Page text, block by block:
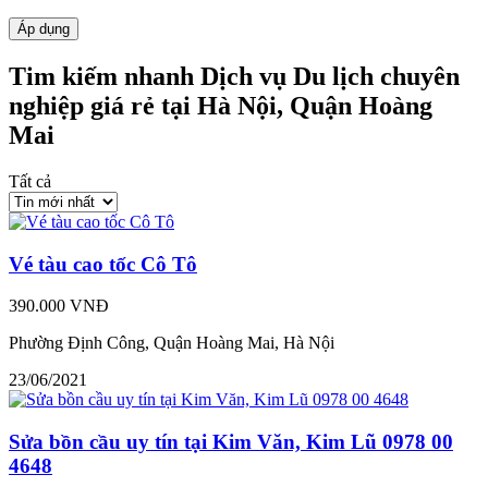
Áp dụng
Tim kiếm nhanh Dịch vụ Du lịch chuyên
nghiệp giá rẻ tại Hà Nội, Quận Hoàng
Mai
Tất cả
Vé tàu cao tốc Cô Tô
390.000 VNĐ
Phường Định Công, Quận Hoàng Mai, Hà Nội
23/06/2021
Sửa bồn cầu uy tín tại Kim Văn, Kim Lũ 0978 00
4648